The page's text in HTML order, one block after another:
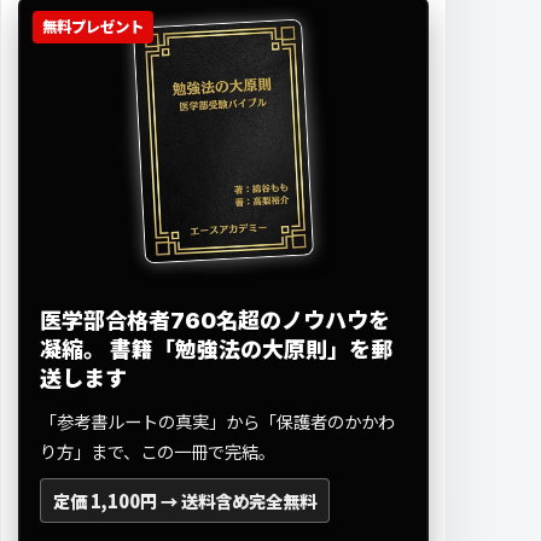
無料プレゼント
医学部合格者760名超のノウハウを
凝縮。 書籍「勉強法の大原則」を郵
送します
「参考書ルートの真実」から「保護者のかかわ
り方」まで、この一冊で完結。
定価 1,100円 →送料含め完全無料